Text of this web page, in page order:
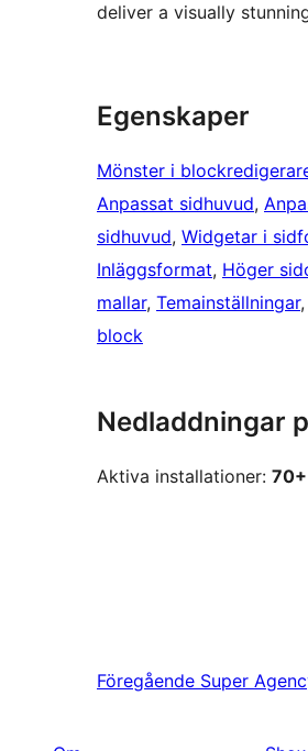
deliver a visually
Egenskaper
Mönster i
Anpassat sidhuvud,
sidhuvud, Widgetar i
Inläggsformat, Höger
mallar, Temainställningar,
block
Nedladdningar
Aktiva installationer: 70+
Föregående Super